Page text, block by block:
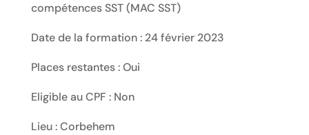
compétences SST (MAC SST)
Date de la formation : 24 février 2023
Places restantes : Oui
Eligible au CPF : Non
Lieu : Corbehem